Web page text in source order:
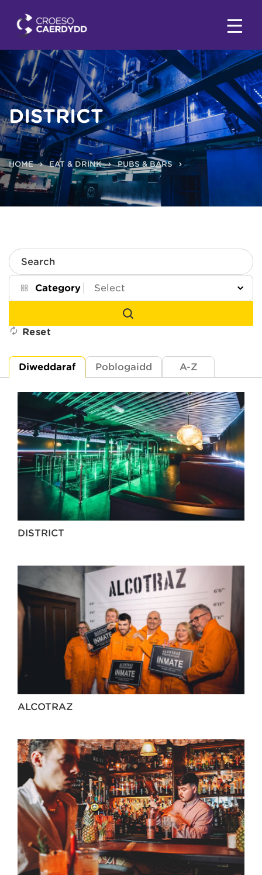
DISTRICT
HOME EAT & DRINK PUBS & BARS
Search
Category
Reset
Diweddaraf Poblogaidd A-Z
DISTRICT
ALCOTRAZ